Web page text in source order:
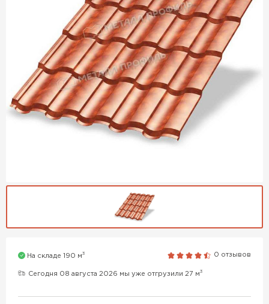
На складе 190 м3 0 отзывов
Сегодня 08 августа 2026 мы уже отгрузили 27 м3